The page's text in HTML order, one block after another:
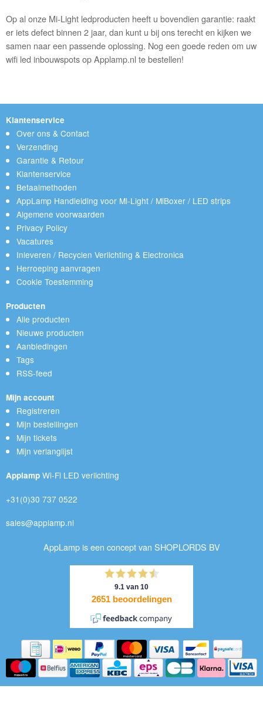
Op al onze Mi-Light ledproducten heeft u bovendien garantie: raakt
er iets defect binnen 2 jaar, dan kunt u bij ons terecht en kijken we
samen naar een passende oplossing. Nog een goede reden om uw
wifi led inbouwspots op Applamp.nl te bestellen!
Klantenservice
Over ons & Contact
Verzending
Garantie & Retour
Klantenservice
Betaalmethoden
AppLamp Handleiding voor Mi-Light / MiBoxer / LED strips
Algemene voorwaarden
Privacy Policy
Vacatures
Inleveren / Recyclen Verlichting & Electronica
Herroeping aanvragen
Cookie Toestemming
Producten
Alle producten
Nieuwe producten
Aanbiedingen
Tags
RSS-feed
Mijn account
Registreren
Mijn bestellingen
Mijn tickets
Mijn verlanglijst
Applamp Wi-Fi LED verlichting
+31(0)30 737 0522
sales@applamp.nl
AppLamp is een concept van SHOPLORDS BV